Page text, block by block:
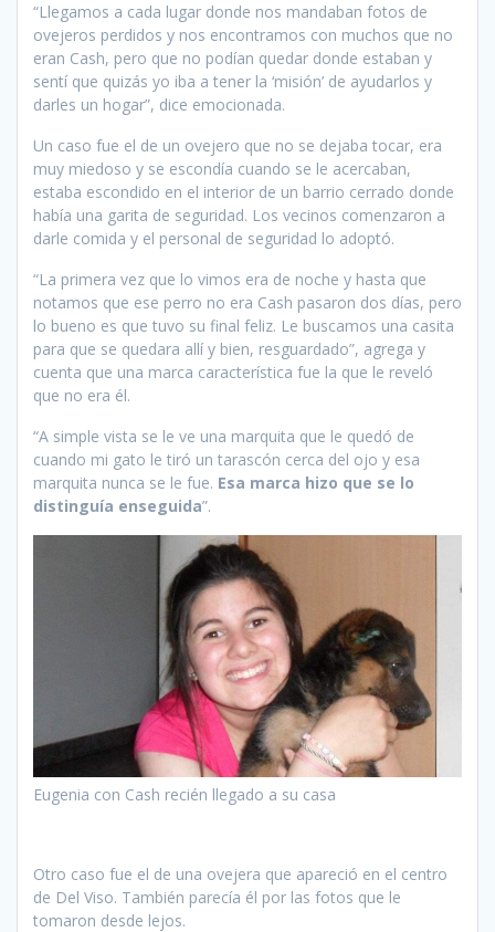
“Llegamos a cada lugar donde nos mandaban fotos de
ovejeros perdidos y nos encontramos con muchos que no
eran Cash, pero que no podían quedar donde estaban y
sentí que quizás yo iba a tener la ‘misión’ de ayudarlos y
darles un hogar”, dice emocionada.
Un caso fue el de un ovejero que no se dejaba tocar, era
muy miedoso y se escondía cuando se le acercaban,
estaba escondido en el interior de un barrio cerrado donde
había una garita de seguridad. Los vecinos comenzaron a
darle comida y el personal de seguridad lo adoptó.
“La primera vez que lo vimos era de noche y hasta que
notamos que ese perro no era Cash pasaron dos días, pero
lo bueno es que tuvo su final feliz. Le buscamos una casita
para que se quedara allí y bien, resguardado”, agrega y
cuenta que una marca característica fue la que le reveló
que no era él.
“A simple vista se le ve una marquita que le quedó de
cuando mi gato le tiró un tarascón cerca del ojo y esa
marquita nunca se le fue. Esa marca hizo que se lo
distinguía enseguida”.
Eugenia con Cash recién llegado a su casa
Otro caso fue el de una ovejera que apareció en el centro
de Del Viso. También parecía él por las fotos que le
tomaron desde lejos.